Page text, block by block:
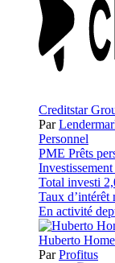
Creditstar
Par
Personnel
PME Prêts
Total investi
Taux d’intérêt
En activité
Huberto
ParProfitus